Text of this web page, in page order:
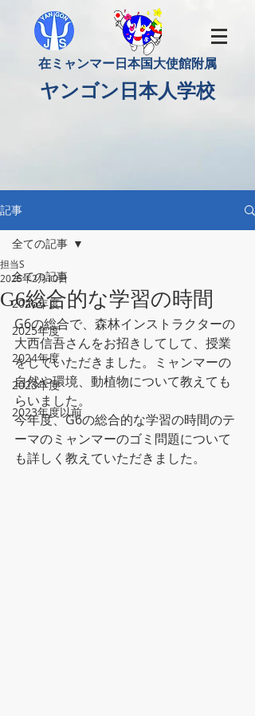
​在ミャンマー日本国大使館附属
​ヤンゴン日本人学校
記事
全ての記事
2026年度
2025年度
2024年度
2023年度
2023年度以前
全ての記事
G6総合的な学習の時間
担当S
2025年2月10日
G6の総合で、 森林インストラクターの
大西信吾さんをお招きしてして、授業
をしていただきました。ミャンマーの
自然や環境、動植物について教えても
らいました。
今年度、G6の総合的な学習の時間のテ
ーマのミャンマーのゴミ問題について
も詳しく教えていただきました。